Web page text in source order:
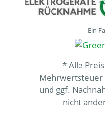
Ein
* Alle
Mehrwertsteuer
und ggf.
nicht